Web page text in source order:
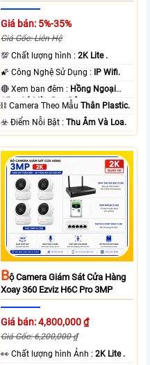
Giá bán: 5%-35%
Giá Gốc: Liên Hệ
💯 Chất lượng hình :2K Lite .
🌠 Công Nghệ Sử Dụng :
IP Wifi.
🔴 Xem ban đêm : Hồng Ngoại
15m Có Màu Ban Ðêm.
⛓ Camera Theo MẫuThân Plastic.
️☣️ Điểm Nỗi Bật :Thu Âm Và Loa.
BỘ Camera Giám Sát Cửa Hàng
Xoay 360 Ezviz H6C Pro 3MP
Giá bán: 4,800,000 ₫
Giá Gốc: 6,200,000 ₫
️👀 Chất lượng hình Ảnh :2K Lite .